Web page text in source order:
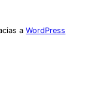
aWordPress